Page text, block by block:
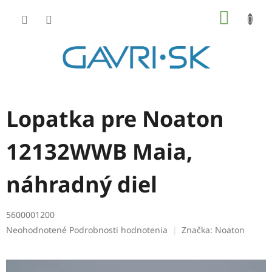
Lopatka pre Noaton
12132WWB Maia,
náhradný diel
5600001200
Priemerné
produktu
Neohodnotené Podrobnosti hodnotenia Značka: Noaton